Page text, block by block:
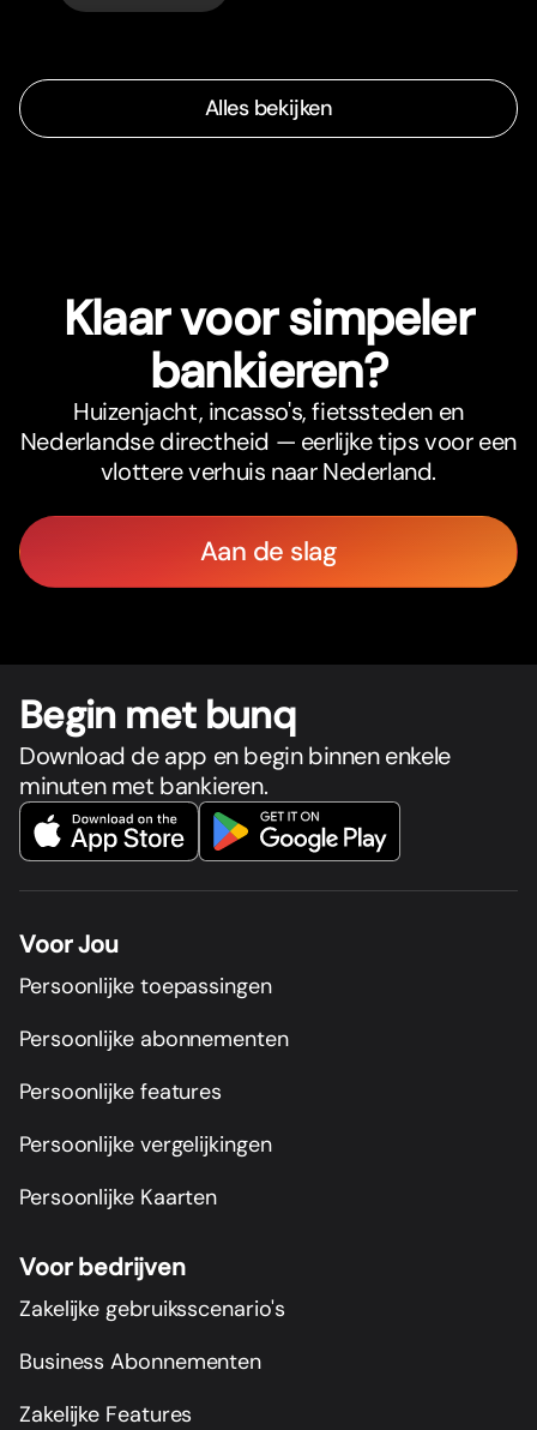
Alles bekijken
Klaar voor simpeler
bankieren?
Huizenjacht, incasso's, fietssteden en
Nederlandse directheid — eerlijke tips voor een
vlottere verhuis naar Nederland.
Aan de slag
Begin met bunq
Download de app en begin binnen enkele
minuten met bankieren.
Voor Jou
Persoonlijke toepassingen
Persoonlijke abonnementen
Persoonlijke features
Persoonlijke vergelijkingen
Persoonlijke Kaarten
Voor bedrijven
Zakelijke gebruiksscenario's
Business Abonnementen
Zakelijke Features